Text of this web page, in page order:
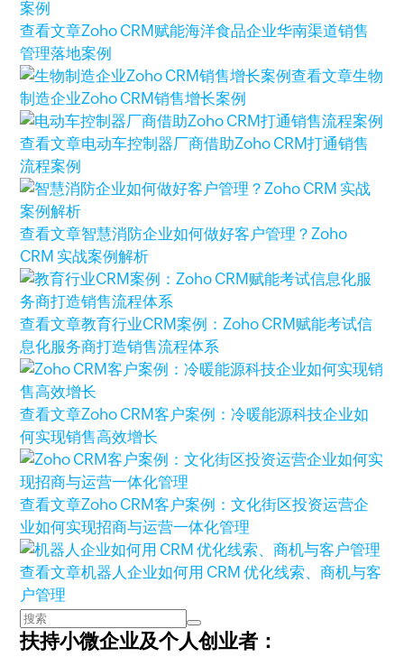
查看文章Zoho CRM赋能海洋食品企业华南渠道销售
管理落地案例
查看文章生物
制造企业Zoho CRM销售增长案例
查看文章电动车控制器厂商借助Zoho CRM打通销售
流程案例
查看文章智慧消防企业如何做好客户管理？Zoho
CRM 实战案例解析
查看文章教育行业CRM案例：Zoho CRM赋能考试信
息化服务商打造销售流程体系
查看文章Zoho CRM客户案例：冷暖能源科技企业如
何实现销售高效增长
查看文章Zoho CRM客户案例：文化街区投资运营企
业如何实现招商与运营一体化管理
查看文章机器人企业如何用 CRM 优化线索、商机与客
户管理
扶持小微企业及个人创业者：